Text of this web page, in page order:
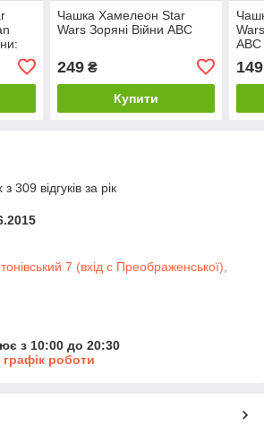
Чашка Хамелеон Star
Wars Зоряні Війни ABC
249₴
Купити
ABC
149
309 відгуків за рік
7 (вхід с Преображенської),
з 10:00 до 20:30
роботи